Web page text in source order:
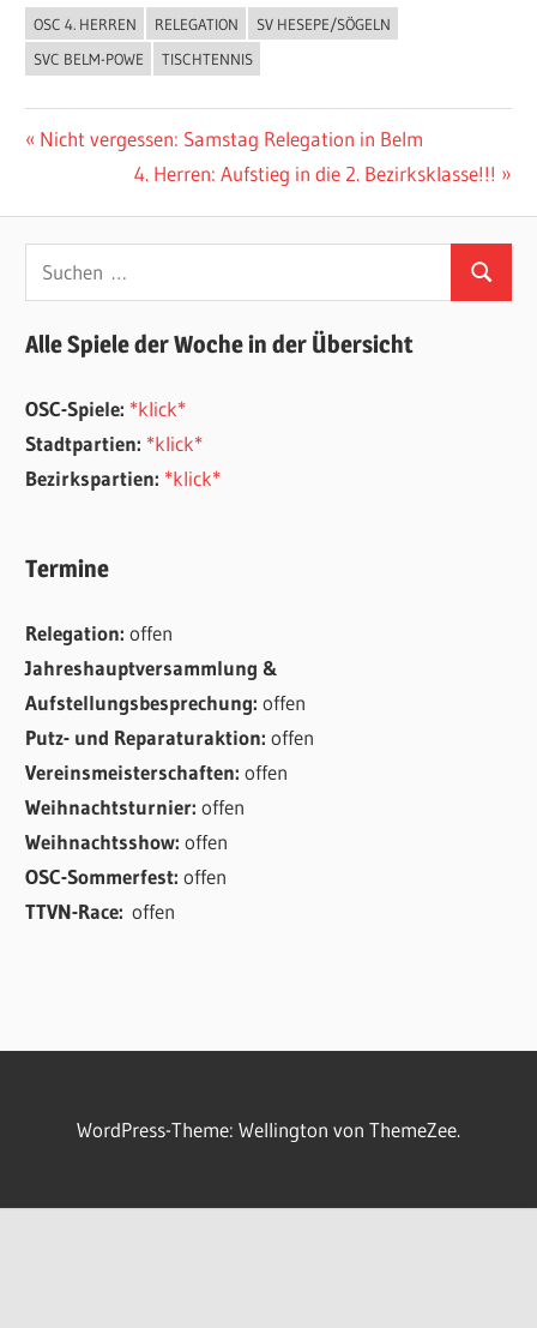
ALLGEMEIN
OSC 4. HERREN RELEGATION
SV HESEPE/SÖGELN
SVC BELM-POWE
TISCHTENNIS
Beitragsnavigation
Vorheriger
Nicht vergessen: Samstag Relegation in Belm
Nächster
4. Herren: Aufstieg in die 2. Bezirksklasse!!!
Suchen
nach:
Suchen
Alle Spiele der Woche in der Übersicht
OSC-Spiele: *klick*
Stadtpartien: *klick*
Bezirkspartien: *klick*
Termine
Relegation:offen
Jahreshauptversammlung &
Aufstellungsbesprechung:offen
Putz- und Reparaturaktion:offen
Vereinsmeisterschaften:offen
Weihnachtsturnier:offen
Weihnachtsshow:offen
OSC-Sommerfest:offen
TTVN-Race:offen
WordPress-Theme: Wellington von ThemeZee.